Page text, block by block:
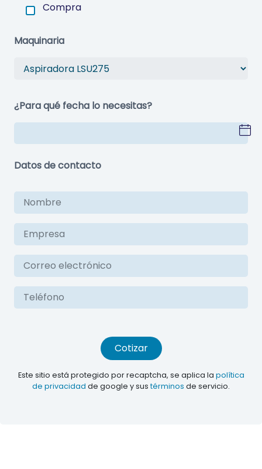
Compra
Maquinaria
¿Para qué fecha lo necesitas?
Datos de contacto
Cotizar
Este sitio está protegido por recaptcha, se aplica la política
de privacidad de google y sus términos de servicio.